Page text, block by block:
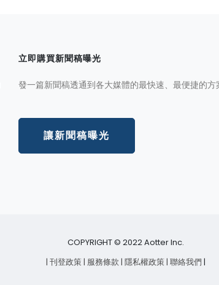
立即購買新聞稿曝光
發一篇新聞稿透通到各大媒體的最快速、最便捷的方
讓新聞稿曝光
COPYRIGHT © 2022 Aotter Inc.
| 刊登政策| 服務條款| 隱私權政策| 聯絡我們 |